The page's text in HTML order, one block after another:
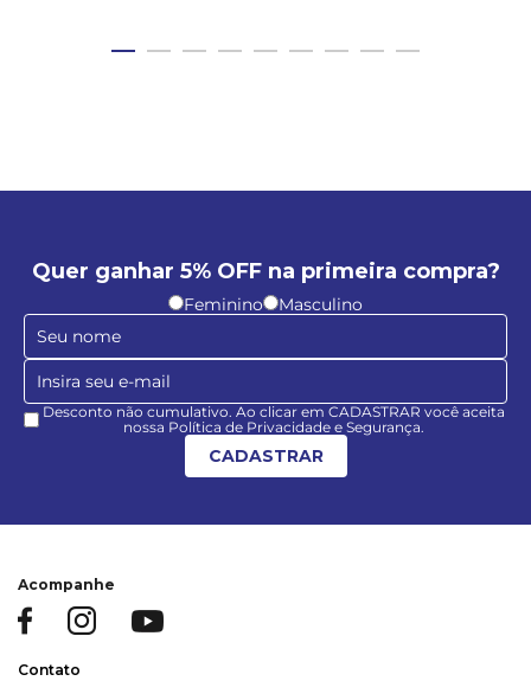
Quer ganhar 5% OFF na primeira compra?
Feminino Masculino
Desconto não cumulativo. Ao clicar em CADASTRAR você aceita
nossa Política de Privacidade e Segurança.
CADASTRAR
Acompanhe
Contato